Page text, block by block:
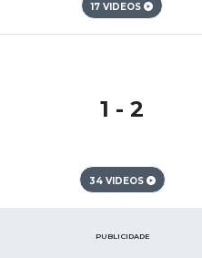
17 VIDEOS
1 - 2
34 VIDEOS
PUBLICIDADE